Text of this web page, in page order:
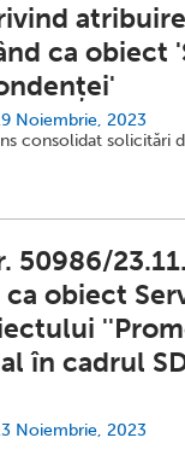
ca obiect
Noiembrie, 2023
consolidat solicitări
50986/
obiect
în cadrul
Noiembrie, 2023